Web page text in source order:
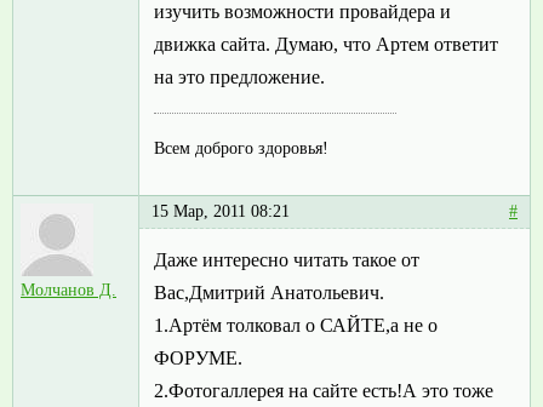
изучить возможности провайдера и
движка сайта. Думаю, что Артем ответит
на это предложение.
Всем доброго здоровья!
Молчанов Д.
15 Мар, 2011 08:21 #
Даже интересно читать такое от
Вас,Дмитрий Анатольевич.
1.Артём толковал о САЙТЕ,а не о
ФОРУМЕ.
2.Фотогаллерея на сайте есть!А это тоже